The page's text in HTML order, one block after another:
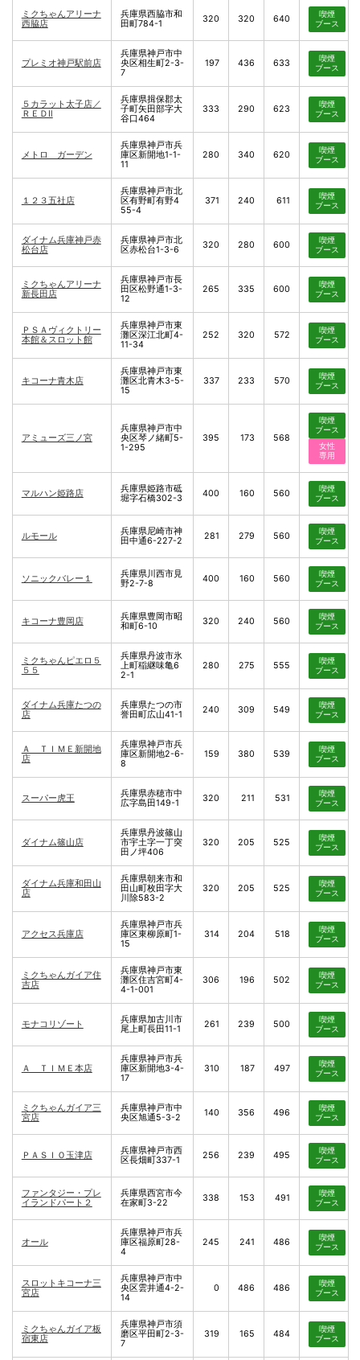
ミクちゃんアリーナ
西脇店
兵庫県西脇市和
田町784-1
320 320 640
喫煙
ブース
プレミオ神戸駅前店
兵庫県神戸市中
央区相生町2-3-
7
197 436 633
喫煙
ブース
５カラット太子店／
ＲＥＤⅡ
兵庫県揖保郡太
子町矢田部字大
谷口464
333 290 623
喫煙
ブース
メトロ ガーデン
兵庫県神戸市兵
庫区新開地1-1-
11
280 340 620
喫煙
ブース
１２３五社店
兵庫県神戸市北
区有野町有野4
55-4
371 240 611
喫煙
ブース
ダイナム兵庫神戸赤
松台店
兵庫県神戸市北
区赤松台1-3-6
320 280 600
喫煙
ブース
ミクちゃんアリーナ
新長田店
兵庫県神戸市長
田区松野通1-3-
12
265 335 600
喫煙
ブース
ＰＳＡヴィクトリー
本館＆スロット館
兵庫県神戸市東
灘区深江北町4-
11-34
252 320 572
喫煙
ブース
キコーナ青木店
兵庫県神戸市東
灘区北青木3-5-
15
337 233 570
喫煙
ブース
アミューズ三ノ宮
兵庫県神戸市中
央区琴ノ緒町5-
1-295
395 173 568
喫煙
ブース
女性
専用
マルハン姫路店
兵庫県姫路市砥
堀字石橋302-3
400 160 560
喫煙
ブース
ルモール
兵庫県尼崎市神
田中通6-227-2
281 279 560
喫煙
ブース
ソニックバレー１
兵庫県川西市見
野2-7-8
400 160 560
喫煙
ブース
キコーナ豊岡店
兵庫県豊岡市昭
和町6-10
320 240 560
喫煙
ブース
ミクちゃんピエロ５
５５
兵庫県丹波市氷
上町稲継味亀6
2-1
280 275 555
喫煙
ブース
ダイナム兵庫たつの
店
兵庫県たつの市
誉田町広山41-1
240 309 549
喫煙
ブース
Ａ ＴＩＭＥ新開地
店
兵庫県神戸市兵
庫区新開地2-6-
8
159 380 539
喫煙
ブース
スーパー虎王
兵庫県赤穂市中
広字島田149-1
320 211 531
喫煙
ブース
ダイナム篠山店
兵庫県丹波篠山
市宇土字一丁突
田ノ坪406
320 205 525
喫煙
ブース
ダイナム兵庫和田山
店
兵庫県朝来市和
田山町枚田字大
川除583-2
320 205 525
喫煙
ブース
アクセス兵庫店
兵庫県神戸市兵
庫区東柳原町1-
15
314 204 518
喫煙
ブース
ミクちゃんガイア住
吉店
兵庫県神戸市東
灘区住吉宮町4-
4-1-001
306 196 502
喫煙
ブース
モナコリゾート
兵庫県加古川市
尾上町長田11-1
261 239 500
喫煙
ブース
Ａ ＴＩＭＥ本店
兵庫県神戸市兵
庫区新開地3-4-
17
310 187 497
喫煙
ブース
ミクちゃんガイア三
宮店
兵庫県神戸市中
央区旭通5-3-2
140 356 496
喫煙
ブース
ＰＡＳＩＯ玉津店
兵庫県神戸市西
区長畑町337-1
256 239 495
喫煙
ブース
ファンタジー・プレ
イランドパート２
兵庫県西宮市今
在家町3-22
338 153 491
喫煙
ブース
オール
兵庫県神戸市兵
庫区福原町28-
4
245 241 486
喫煙
ブース
スロットキコーナ三
宮店
兵庫県神戸市中
央区雲井通4-2-
14
0 486 486
喫煙
ブース
ミクちゃんガイア板
宿東店
兵庫県神戸市須
磨区平田町2-3-
7
319 165 484
喫煙
ブース